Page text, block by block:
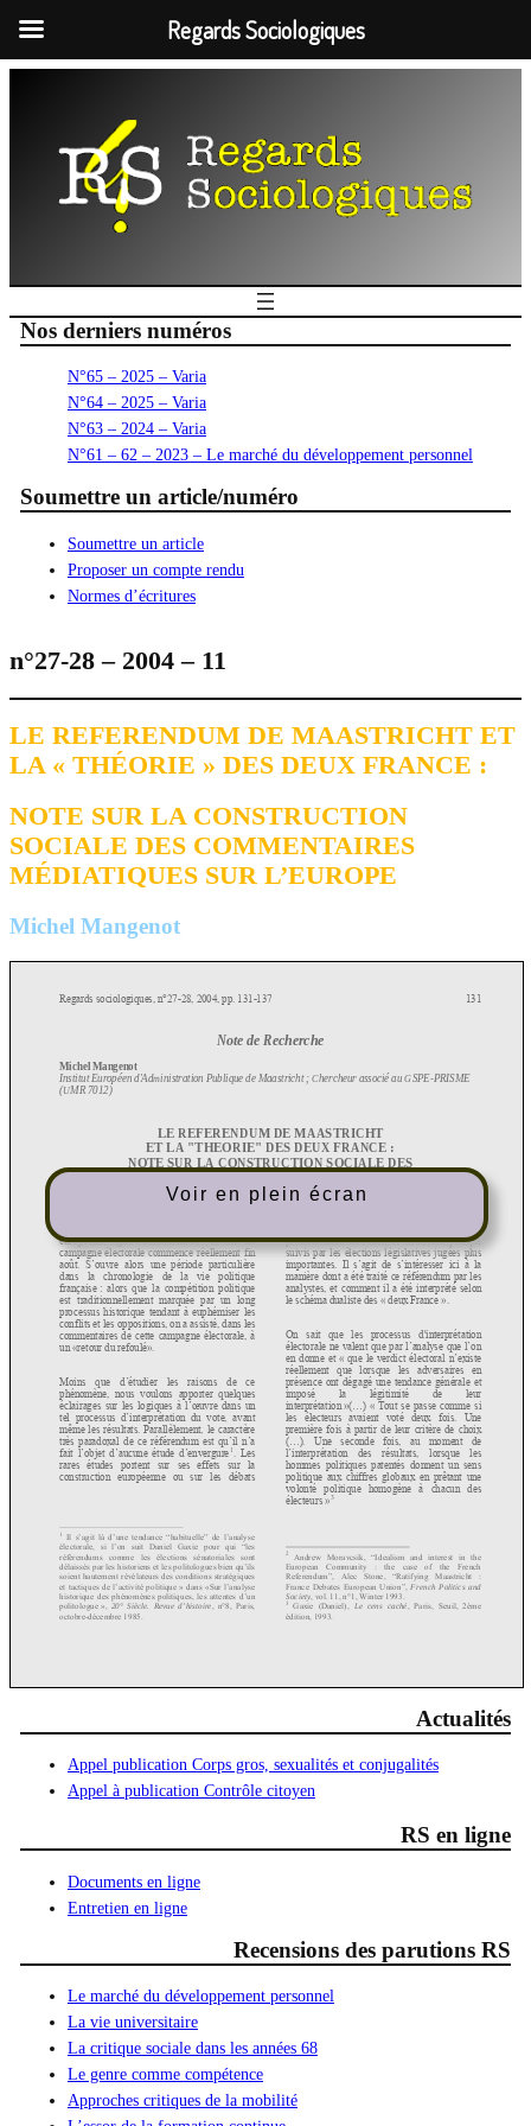
Nos derniers numéros
N°65 – 2025 – Varia
N°64 – 2025 – Varia
N°63 – 2024 – Varia
N°61 – 62 – 2023 – Le marché du développement personnel
Soumettre un article/numéro
Soumettre un article
Proposer un compte rendu
Normes d’écritures
n°27-28 – 2004 – 11
LE REFERENDUM DE MAASTRICHT ET
LA « THÉORIE » DES DEUX FRANCE :
NOTE SUR LA CONSTRUCTION
SOCIALE DES COMMENTAIRES
MÉDIATIQUES SUR L’EUROPE
Michel Mangenot
Voir en plein écran
Actualités
Appel publication Corps gros, sexualités et conjugalités
Appel à publication Contrôle citoyen
RS en ligne
Documents en ligne
Entretien en ligne
Recensions des parutions RS
Le marché du développement personnel
La vie universitaire
La critique sociale dans les années 68
Le genre comme compétence
Approches critiques de la mobilité
Regards Sociologiques